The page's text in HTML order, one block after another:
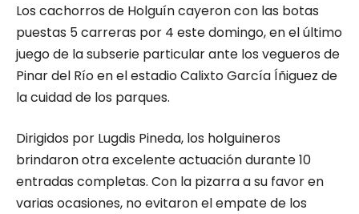
Los cachorros de Holguín cayeron con las botas
puestas 5 carreras por 4 este domingo, en el último
juego de la subserie particular ante los vegueros de
Pinar del Río en el estadio Calixto García Íñiguez de
la cuidad de los parques.
Dirigidos por Lugdis Pineda, los holguineros
brindaron otra excelente actuación durante 10
entradas completas. Con la pizarra a su favor en
varias ocasiones, no evitaron el empate de los